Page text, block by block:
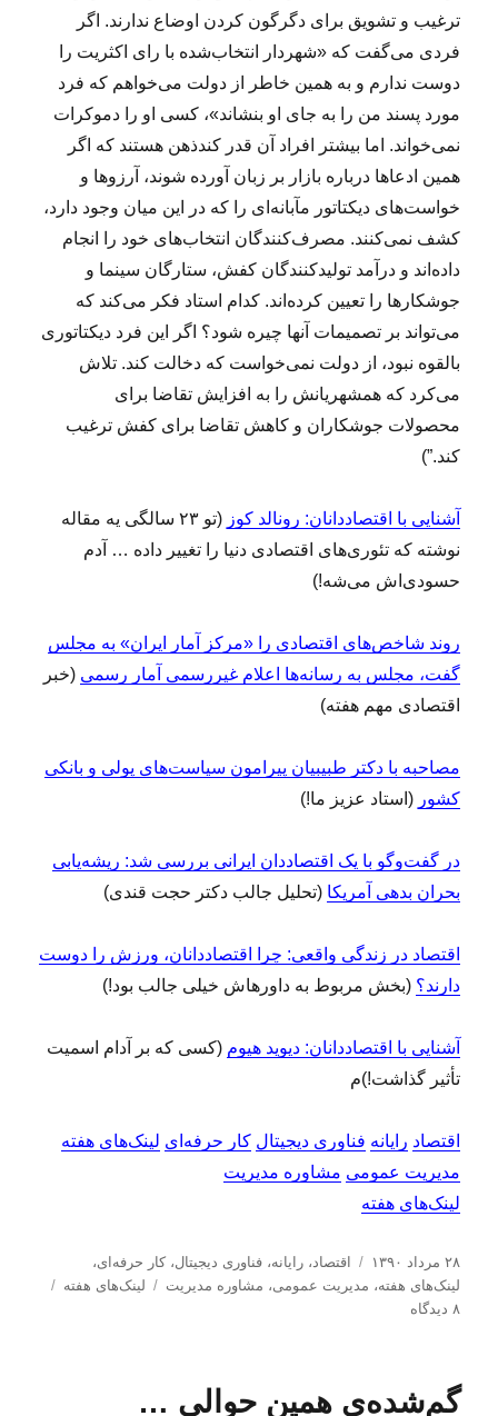
ترغیب و تشویق برای دگرگون کردن اوضاع ندارند. اگر
فردی می‌گفت که «شهردار انتخاب‌شده با رای اکثریت را
دوست ندارم و به همین خاطر از دولت می‌خواهم که فرد
مورد پسند من را به جای او بنشاند»، کسی او را دموکرات
نمی‌خواند. اما بیشتر افراد آن قدر کند‌ذهن هستند که اگر
همین ادعا‌ها درباره بازار بر زبان آورده شوند، آرزو‌ها و
خواست‌های دیکتاتور ‌مآبانه‌ای را که در این میان وجود دارد،
کشف نمی‌کنند. مصرف‌کنندگان انتخاب‌های خود را انجام
داده‌اند و درآمد تولید‌کنندگان کفش، ستارگان سینما و
جوشکار‌ها را تعیین کرده‌اند. کدام استاد فکر می‌کند که
می‌تواند بر تصمیمات آنها چیره شود؟ اگر این فرد دیکتاتوری
بالقوه نبود، از دولت نمی‌خواست که دخالت کند. تلاش
می‌کرد که همشهریانش را به افزایش تقاضا برای
محصولات جوشکاران و کاهش تقاضا برای کفش ترغیب
کند.”)
آشنایی با اقتصاددانان: رونالد کوز
(تو ۲۳ سالگی یه مقاله
نوشته که تئوری‌های اقتصادی دنیا را تغییر داده … آدم
حسودی‌اش می‌شه!)
روند شاخص‌های اقتصادی را «مرکز آمار ایران» به مجلس
گفت، مجلس به رسانه‌ها اعلام غیررسمی آمار رسمی (خبر
اقتصادی مهم هفته)
مصاحبه با دکتر طبیبیان پیرامون سیاست‌های پولی و بانکی
کشور (استاد عزیز ما!)
در گفت‌و‌گو با یک اقتصاددان ایرانی بررسی شد: ریشه‌یابی
بحران بدهی آمریکا (تحلیل جالب دکتر حجت قندی)
اقتصاد در زندگی واقعی: چرا اقتصاددانان، ورزش را دوست
دارند؟ (بخش مربوط به داورهاش خیلی جالب بود!)
آشنایی با اقتصاددانان: دیوید هیوم (کسی که بر آدام اسمیت
تأثیر گذاشت!)م
اقتصاد رایانه فناوری دیجیتال کار حرفه‌ای لینک‌های هفته
مدیریت عمومی مشاوره مدیریت
لینک‌های هفته
ا
ر
س
د
۲۸ مرداد ۱۳۹۰
د
س
اقتصاد ،رایانه،فناوری دیجیتال،کار حرفه‌ای،
لینک‌های هفته، مدیریت عمومی، مشاوره مدیریت
بلینک‌های هفته
۸ دیدگاه
ل
گم‌شده‌ی همین حوالی …